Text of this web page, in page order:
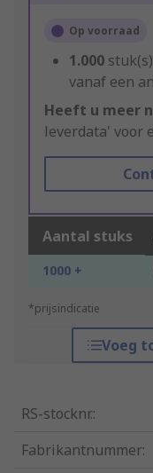
Op voorraad
1.000
vanaf een
Heeft u meer
leverdata' voor
Aantal stuks
1000 +
*prijsindicatie
Voeg
RS-stocknr.:
Fabrikantnummer: